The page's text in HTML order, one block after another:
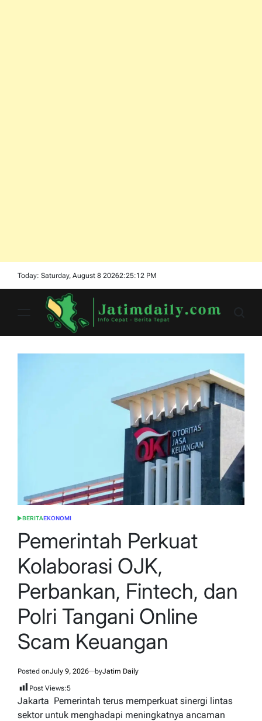
Today: Saturday, August 8 20262:25:13 PM
POSTED
BERITAEKONOMI
Pemerintah Perkuat
Kolaborasi OJK,
Perbankan, Fintech, dan
Polri Tangani Online
Scam Keuangan
Posted onJuly 9, 2026 byJatim Daily
Post Views:5
Jakarta  Pemerintah terus memperkuat sinergi lintas
sektor untuk menghadapi meningkatnya ancaman